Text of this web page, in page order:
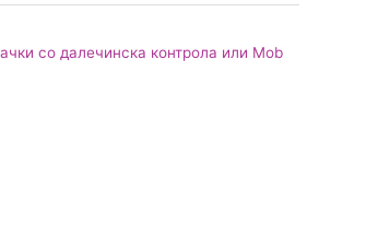
со далечинска контрола или Mob